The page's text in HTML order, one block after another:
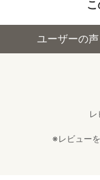
ユーザーの声
レ
※レビュー